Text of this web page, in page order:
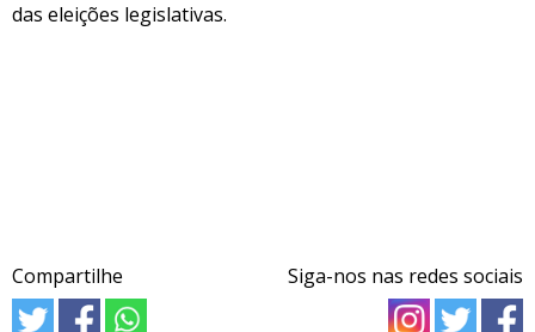
das eleições legislativas.
Compartilhe Siga-nos nas redes sociais